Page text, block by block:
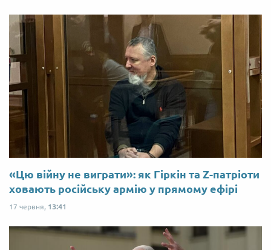
«Цю війну не виграти»: як Гіркін та Z-патріоти
ховають російську армію у прямому ефірі
17 червня, 13:41